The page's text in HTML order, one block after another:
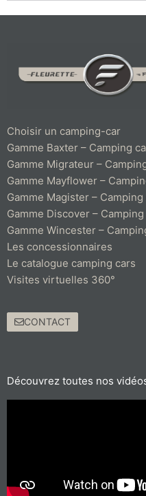
Choisir un camping-car
Gamme Baxter – Camping
Gamme Migrateur –
Gamme Mayflower –
Gamme Magister –
Gamme Discover –
Gamme Wincester –
Les concessionnaires
Le catalogue camping cars
Visites virtuelles 360°
CONTACT
Découvrez toutes nos